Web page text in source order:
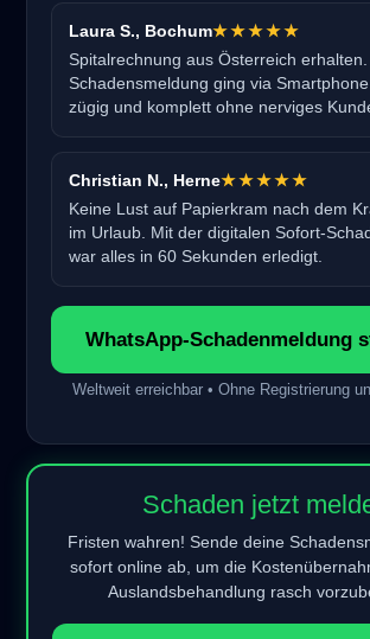
Laura S., Bochum★★★★★
Spitalrechnung aus Österreich erhalten.
Schadensmeldung ging via
zügig und komplett ohne nerviges
Christian N., Herne★★★★★
Keine Lust auf Papierkram nach dem
im Urlaub. Mit der digitalen Sofort-
war alles in 60 Sekunden erledigt.
WhatsApp-Schadenmeldung
Weltweit erreichbar • Ohne Registrierung
Schaden jetzt
Fristen wahren! Sende deine
sofort online ab, um die
Auslandsbehandlung rasch